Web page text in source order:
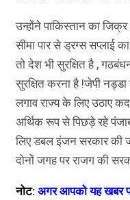
उन्होंने पाकिस्तान का
सीमा पार से ड्रग्स सप्लाई
तो देश भी सुरक्षित है ,
सुरक्षित करना है !जेपी
लगाव राज्य के लिए उठाए
अर्थिक रूप से पिछड़े रहे
लिए डबल इंजन सरकार की
दोनों जगह पर राजग की
नोट: अगर आपको यह खबर